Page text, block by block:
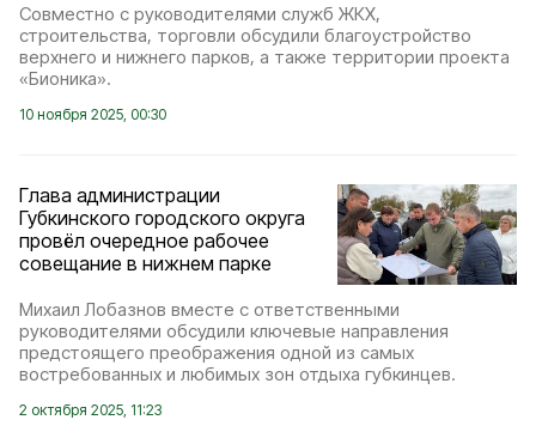
Совместно с руководителями служб ЖКХ,
строительства, торговли обсудили благоустройство
верхнего и нижнего парков, а также территории проекта
«Бионика».
10 ноября 2025, 00:30
Глава администрации
Губкинского городского округа
провёл очередное рабочее
совещание в нижнем парке
Михаил Лобазнов вместе с ответственными
руководителями обсудили ключевые направления
предстоящего преображения одной из самых
востребованных и любимых зон отдыха губкинцев.
2 октября 2025, 11:23